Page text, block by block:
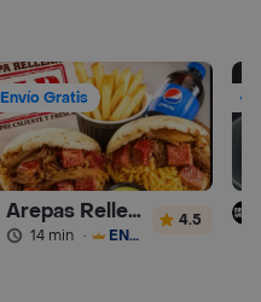
Envío Gratis
Arepas Rellenas Vip
14 min · ENVÍO GRATIS
4.5